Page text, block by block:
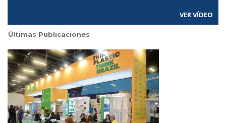
VER VÍDEO
Últimas Publicaciones